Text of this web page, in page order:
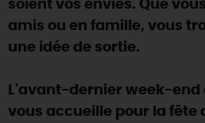
soient vos envies. Que
amis ou en famille, vous
une idée de sortie.
L'avant-dernier week-end
vous accueille pour la fête